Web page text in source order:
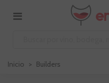
Inicio > Builders